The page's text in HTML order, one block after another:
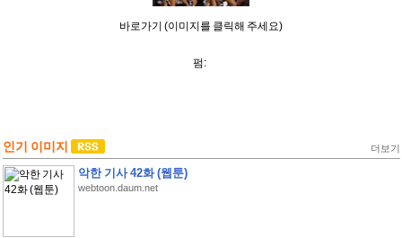
바로가기 (이미지를 클릭해 주세요)
펌:
인기 이미지 더보기
악한 기사 42화 (웹툰)
webtoon.daum.net